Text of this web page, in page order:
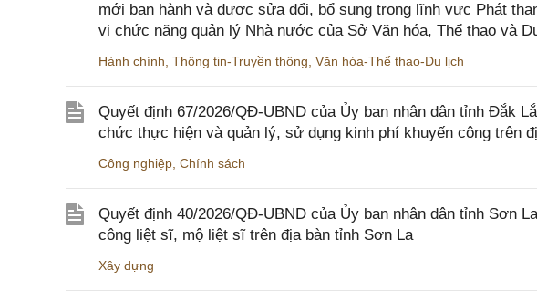
mới ban hành và được sửa đổi, bổ sung trong lĩnh vực Phát
vi chức năng quản lý Nhà nước của Sở Văn hóa, Thể thao và
Hành chính Thông tin-Truyền thông Văn hóa-Thể thao-Du lịch
Quyết định 67/2026/QĐ-UBND của Ủy ban nhân dân tỉnh Đắk
chức thực hiện và quản lý, sử dụng kinh phí khuyến công trên
Công nghiệp Chính sách
Quyết định 40/2026/QĐ-UBND của Ủy ban nhân dân tỉnh Sơn
công liệt sĩ, mộ liệt sĩ trên địa bàn tỉnh Sơn La
Xây dựng